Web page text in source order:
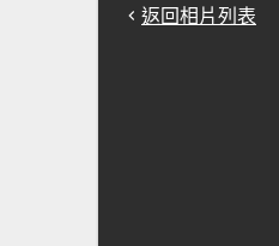
返回相片列表